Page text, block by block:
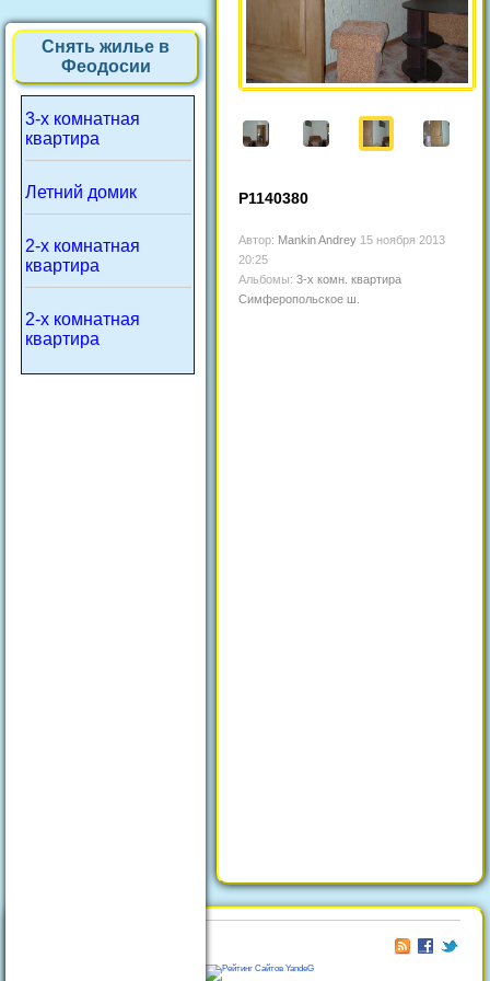
Снять жилье в
Феодосии
3-х комнатная
квартира
Летний домик
2-х комнатная
квартира
2-х комнатная
квартира
P1140380
Автор: Mankin Andrey 15 ноября 2013
20:25
Альбомы: 3-х комн. квартира
Симферопольское ш.